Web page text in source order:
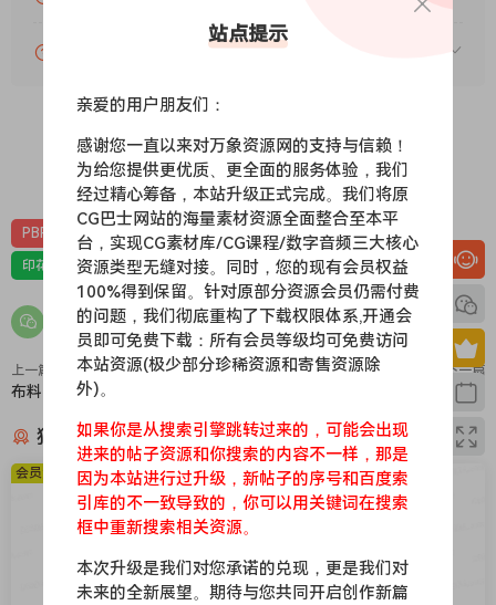
VIP会员剩余时间查询？
0 0
PBR-布料 PBR材质（在线预览）
印花，亚麻，针织，仿皮，布匹，家纺，绒布 材质贴图
上一篇
布料009
下一篇
布料099
猜你喜欢
会员免费 会员免费
站点提示
亲爱的用户朋友们：
感谢您一直以来对万象资源网的支持与信赖！
为给您提供更优质、更全面的服务体验，我们
经过精心筹备，本站升级正式完成。我们将原
CG巴士网站的海量素材资源全面整合至本平
台，实现CG素材库/CG课程/数字音频三大核心
资源类型无缝对接。同时，您的现有会员权益
100%得到保留。针对原部分资源会员仍需付费
的问题，我们彻底重构了下载权限体系,开通会
员即可免费下载：所有会员等级均可免费访问
本站资源(极少部分珍稀资源和寄售资源除
外)。
如果你是从搜索引擎跳转过来的，可能会出现
进来的帖子资源和你搜索的内容不一样，那是
因为本站进行过升级，新帖子的序号和百度索
引库的不一致导致的，你可以用关键词在搜索
框中重新搜索相关资源。
本次升级是我们对您承诺的兑现，更是我们对
未来的全新展望。期待与您共同开启创作新篇